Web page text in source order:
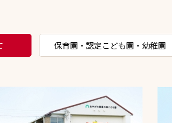
保育園・認定こども園・幼稚園